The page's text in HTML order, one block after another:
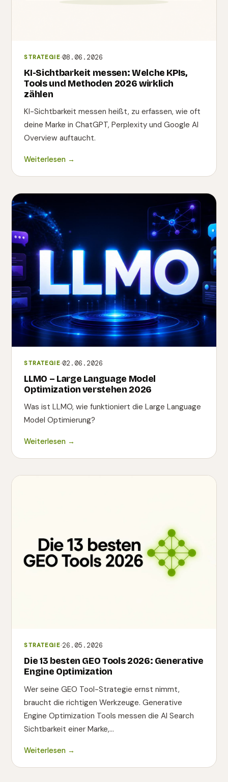
STRATEGIE 08.06.2026
KI-Sichtbarkeit messen: Welche KPIs,
Tools und Methoden 2026 wirklich
zählen
KI-Sichtbarkeit messen heißt, zu erfassen, wie oft
deine Marke in ChatGPT, Perplexity und Google AI
Overview auftaucht.
Weiterlesen →
STRATEGIE 02.06.2026
LLMO – Large Language Model
Optimization verstehen 2026
Was ist LLMO, wie funktioniert die Large Language
Model Optimierung?
Weiterlesen →
STRATEGIE 26.05.2026
Die 13 besten GEO Tools 2026: Generative
Engine Optimization
Wer seine GEO Tool-Strategie ernst nimmt,
braucht die richtigen Werkzeuge. Generative
Engine Optimization Tools messen die AI Search
Sichtbarkeit einer Marke,…
Weiterlesen →